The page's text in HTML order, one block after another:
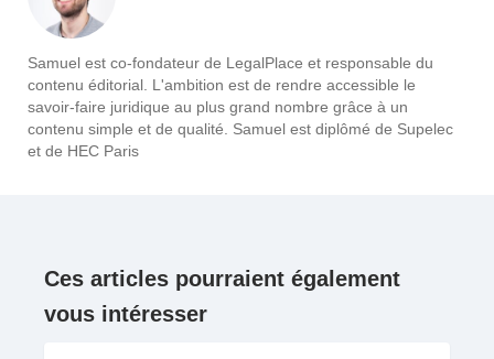
Samuel est co-fondateur de LegalPlace et responsable du
contenu éditorial. L'ambition est de rendre accessible le
savoir-faire juridique au plus grand nombre grâce à un
contenu simple et de qualité. Samuel est diplômé de Supelec
et de HEC Paris
Ces articles pourraient également
vous intéresser